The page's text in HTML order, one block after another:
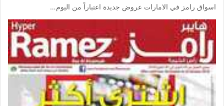
اسواق رامز في الامارات عروض جديدة اعتباراً من اليوم…